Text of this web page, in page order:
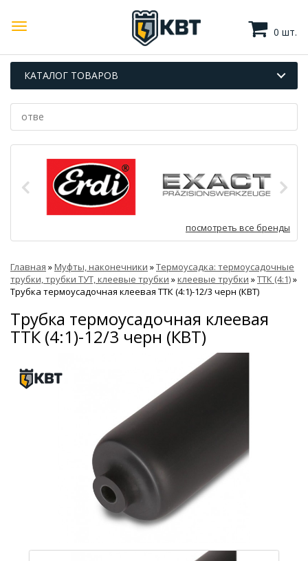
0 шт.
КАТАЛОГ ТОВАРОВ
посмотреть все бренды
Главная »Муфты, наконечники »Термоусадка: термоусадочные
трубки, трубки ТУТ, клеевые трубки »клеевые трубки »ТТК (4:1)»
Трубка термоусадочная клеевая ТТК (4:1)-12/3 черн (КВТ)
Трубка термоусадочная клеевая
ТТК (4:1)-12/3 черн (КВТ)